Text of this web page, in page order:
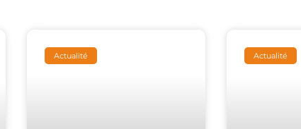
Actualité Actualité